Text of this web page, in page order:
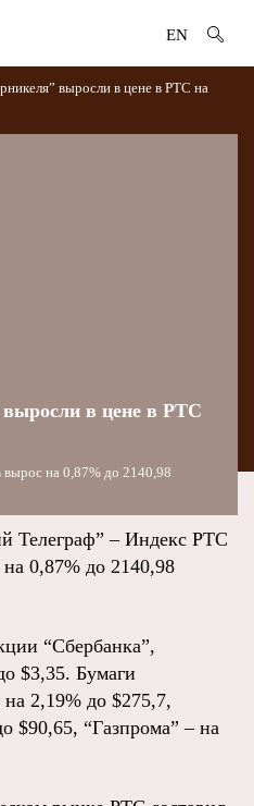
EN
выросли в цене в РТС на
в цене в РТС
на 0,87% до 2140,98
– Индекс РТС
0,87% до 2140,98
“Сбербанка”,
$3,35. Бумаги
2,19% до $275,7,
“Газпрома” – на